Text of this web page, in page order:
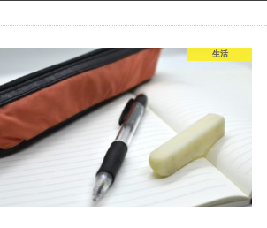
生活